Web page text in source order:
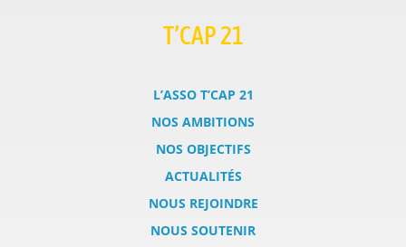
T’CAP 21
L’ASSO T’CAP 21
NOS AMBITIONS
NOS OBJECTIFS
ACTUALITÉS
NOUS REJOINDRE
NOUS SOUTENIR